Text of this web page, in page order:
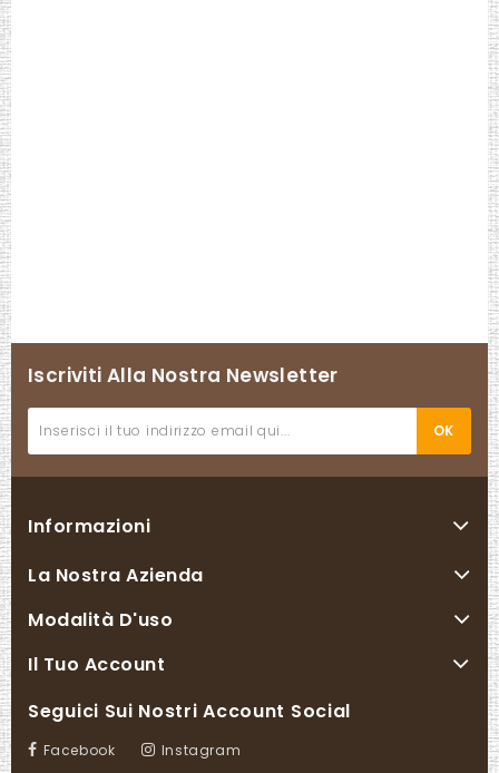
Iscriviti Alla Nostra Newsletter
Informazioni
La Nostra Azienda
Modalità D'uso
Il Tuo Account
Seguici Sui Nostri Account Social
Facebook Instagram